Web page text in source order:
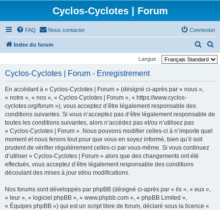
Cyclos-Cyclotes | Forum
FAQ Nous contacter Connexion
Index du forum
e
e
e
c
r
Langue :
Cyclos-Cyclotes | Forum - Enregistrement
En accédant à « Cyclos-Cyclotes | Forum » (désigné ci-après par « nous »,
« notre », « nos », « Cyclos-Cyclotes | Forum », « https://www.cyclos-
cyclotes.org/forum »), vous acceptez d’être légalement responsable des
conditions suivantes. Si vous n’acceptez pas d’être légalement responsable de
toutes les conditions suivantes, alors n’accédez pas et/ou n’utilisez pas
« Cyclos-Cyclotes | Forum ». Nous pouvons modifier celles-ci à n’importe quel
moment et nous ferons tout pour que vous en soyez informé, bien qu’il soit
prudent de vérifier régulièrement celles-ci par vous-même. Si vous continuez
d’utiliser « Cyclos-Cyclotes | Forum » alors que des changements ont été
effectués, vous acceptez d’être légalement responsable des conditions
découlant des mises à jour et/ou modifications.
Nos forums sont développés par phpBB (désigné ci-après par « ils », « eux »,
« leur », « logiciel phpBB », « www.phpbb.com », « phpBB Limited »,
« Équipes phpBB ») qui est un script libre de forum, déclaré sous la licence «